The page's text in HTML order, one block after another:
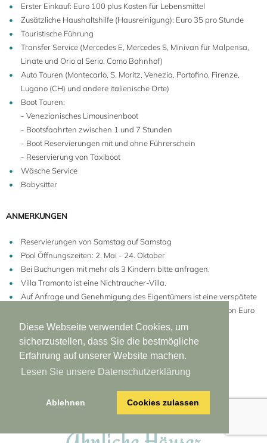
Diese Webseite verwendet Cookies, um
sicherzustellen, dass Sie die bestmögliche
Erfahrung auf unserer Website machen.
Lesen Sie unsere Datenschutzerklärung
Ablehnen Cookies zulassen
Erster Einkauf: Euro 100 plus Kosten für Lebensmittel
Zusätzliche Haushaltshilfe (Hausreinigung): Euro 35 pro Stunde
Touristische Führung
Transfer Service (Mercedes E, Mercedes S, Minivan für Malpensa,
Linate und Orio al Serio. Como Bahnhof)
Auto Touren (Montecarlo, S. Moritz, Venezia, Portofino, Firenze,
Lugano (CH) und andere italienische Orte)
Boot Touren:
- Venezianisches Limousinenboot
- Bootsfaahrten zwischen 1 und 7 Stunden
- Boot Reservierungen mit und ohne Führerschein
- Reservierung von Taxiboot
Wäsche Service
Babysitter
ANMERKUNGEN
Reservierungen von Samstag auf Samstag
Pool Öffnungszeiten: 2. Mai - 24. Oktober
Bei Buchungen mit mehr als 3 Kindern bitte anfragen.
Villa Tramonto ist eine Nichtraucher-Villa.
Auf Anfrage und Genehmigung des Eigentümers ist eine verspätete
Ankunft zwischen 19 und Mitternacht gegen eine Gebühr von Euro
100 möglich.
Gesonderte Mietbestimmungengelten für dieses Mietobjekt.